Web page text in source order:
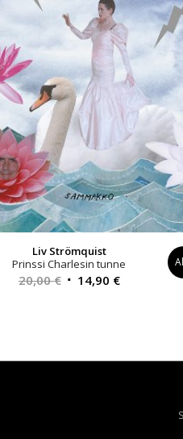
Liv Strömquist
Prinssi Charlesin tunne
20,00€ Alkuperäinen
14,90 €Nykyinen